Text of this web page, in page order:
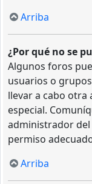
Arriba
¿Por qué no se
Algunos foros
usuarios o
llevar a cabo otra
especial.
administrador del
permiso
Arriba